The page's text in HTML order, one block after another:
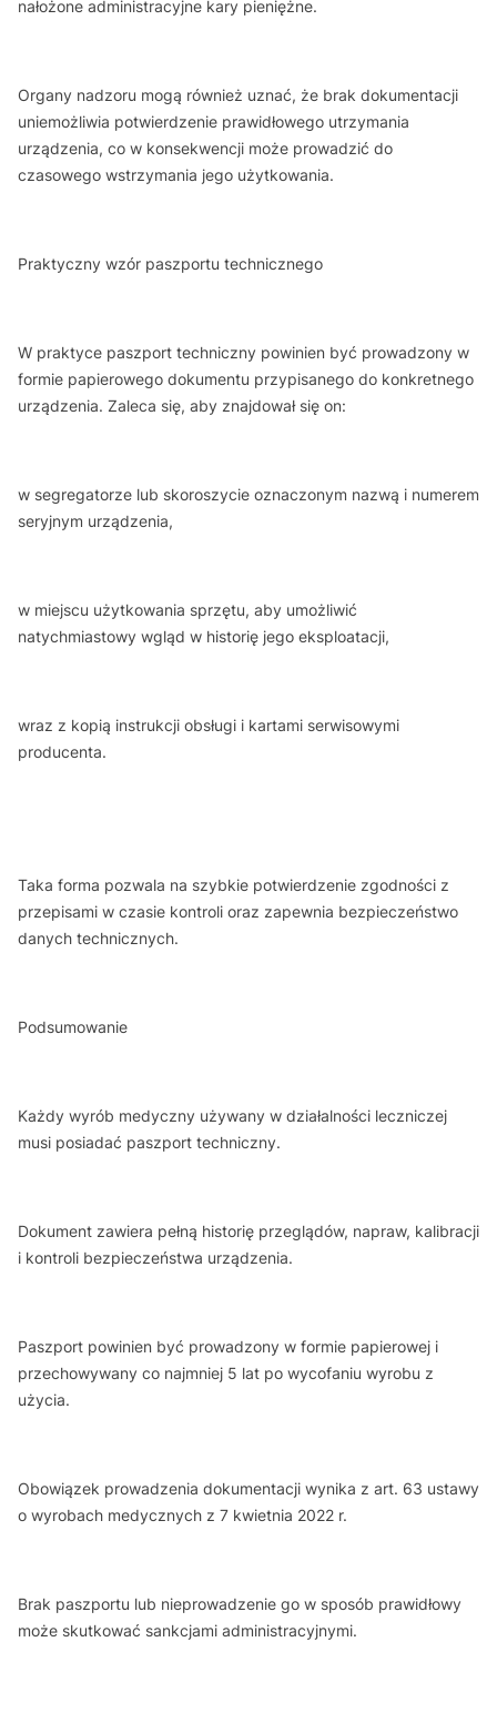
nałożone administracyjne kary pieniężne.
Organy nadzoru mogą również uznać, że brak dokumentacji
uniemożliwia potwierdzenie prawidłowego utrzymania
urządzenia, co w konsekwencji może prowadzić do
czasowego wstrzymania jego użytkowania.
Praktyczny wzór paszportu technicznego
W praktyce paszport techniczny powinien być prowadzony w
formie papierowego dokumentu przypisanego do konkretnego
urządzenia. Zaleca się, aby znajdował się on:
w segregatorze lub skoroszycie oznaczonym nazwą i numerem
seryjnym urządzenia,
w miejscu użytkowania sprzętu, aby umożliwić
natychmiastowy wgląd w historię jego eksploatacji,
wraz z kopią instrukcji obsługi i kartami serwisowymi
producenta.
Taka forma pozwala na szybkie potwierdzenie zgodności z
przepisami w czasie kontroli oraz zapewnia bezpieczeństwo
danych technicznych.
Podsumowanie
Każdy wyrób medyczny używany w działalności leczniczej
musi posiadać paszport techniczny.
Dokument zawiera pełną historię przeglądów, napraw, kalibracji
i kontroli bezpieczeństwa urządzenia.
Paszport powinien być prowadzony w formie papierowej i
przechowywany co najmniej 5 lat po wycofaniu wyrobu z
użycia.
Obowiązek prowadzenia dokumentacji wynika z art. 63 ustawy
o wyrobach medycznych z 7 kwietnia 2022 r.
Brak paszportu lub nieprowadzenie go w sposób prawidłowy
może skutkować sankcjami administracyjnymi.